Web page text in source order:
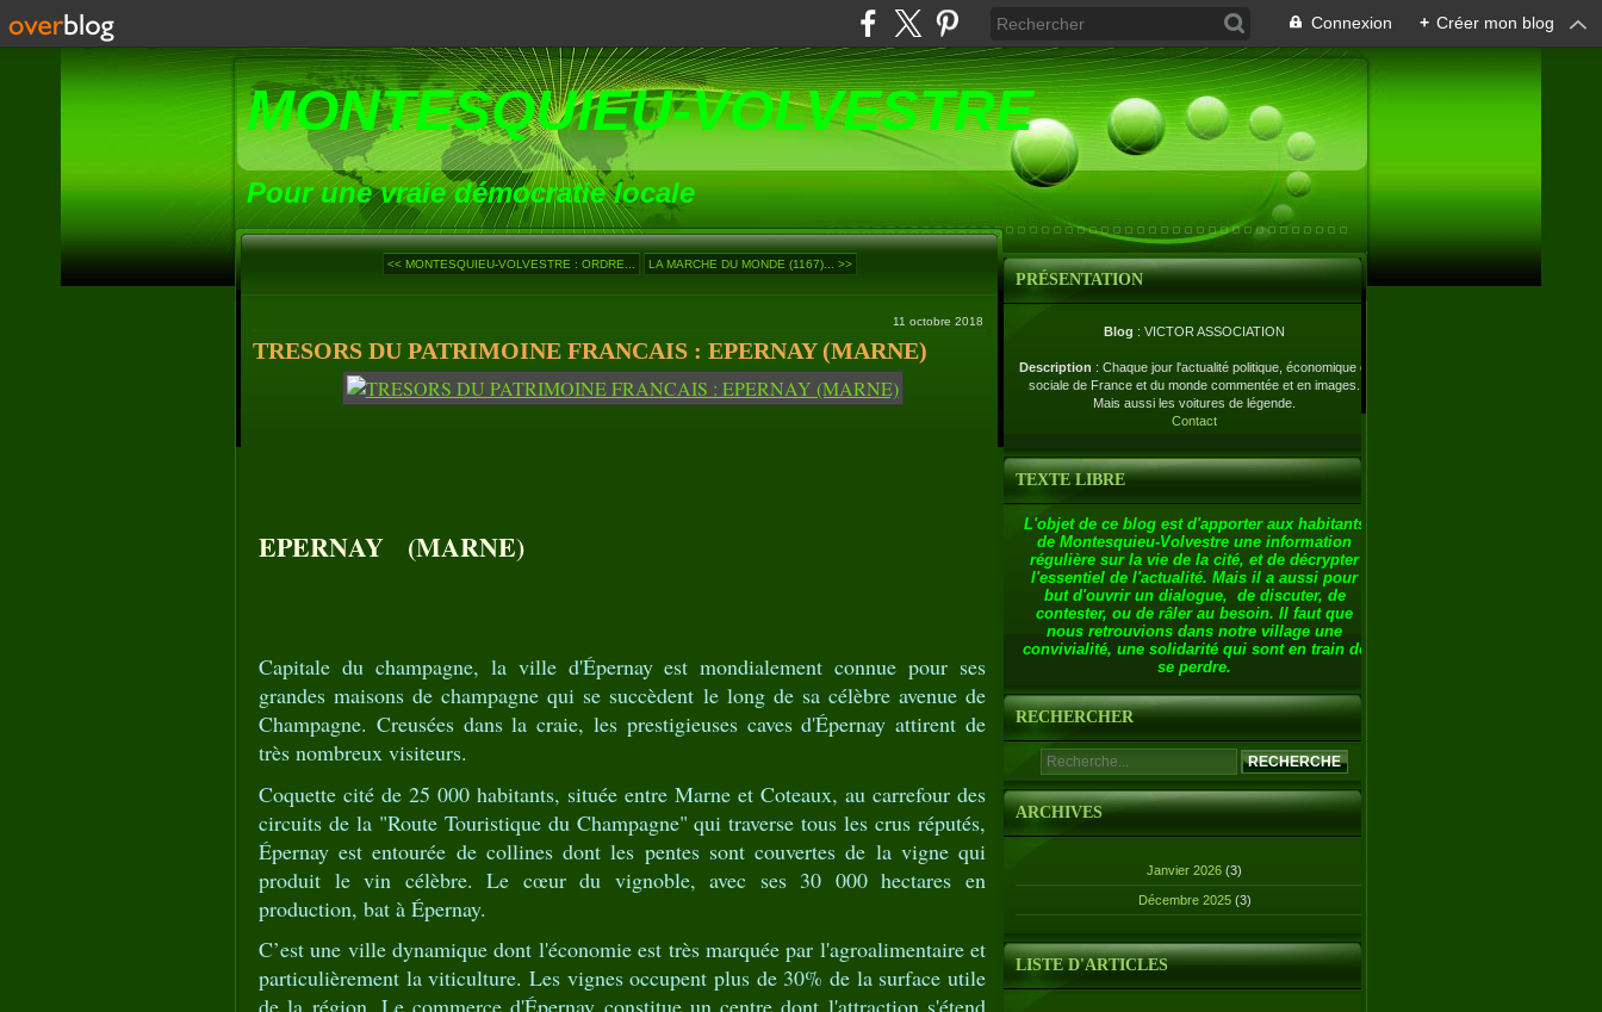
Connexion + Créer mon blog
MONTESQUIEU-VOLVESTRE
Pour une vraie démocratie locale
<< MONTESQUIEU-VOLVESTRE : ORDRE... LA MARCHE DU MONDE (1167)... >>
11 octobre 2018
TRESORS DU PATRIMOINE FRANCAIS : EPERNAY (MARNE)
EPERNAY (MARNE)
Capitale du champagne, la ville d'Épernay est mondialement connue pour ses
grandes maisons de champagne qui se succèdent le long de sa célèbre avenue de
Champagne. Creusées dans la craie, les prestigieuses caves d'Épernay attirent de
très nombreux visiteurs.
Coquette cité de 25 000 habitants, située entre Marne et Coteaux, au carrefour des
circuits de la "Route Touristique du Champagne" qui traverse tous les crus réputés,
Épernay est entourée de collines dont les pentes sont couvertes de la vigne qui
produit le vin célèbre. Le cœur du vignoble, avec ses 30 000 hectares en
production, bat à Épernay.
C’est une ville dynamique dont l'économie est très marquée par l'agroalimentaire et
particulièrement la viticulture. Les vignes occupent plus de 30% de la surface utile
PRÉSENTATION
Blog : VICTOR ASSOCIATION
Description : Chaque jour l'actualité politique, économique et
sociale de France et du monde commentée et en images.
Mais aussi les voitures de légende.
Contact
TEXTE LIBRE
L'objet de ce blog est d'apporter aux habitants
de Montesquieu-Volvestre une information
régulière sur la vie de la cité, et de décrypter
l'essentiel de l'actualité. Mais il a aussi pour
but d'ouvrir un dialogue, de discuter, de
contester, ou de râler au besoin. Il faut que
nous retrouvions dans notre village une
convivialité, une solidarité qui sont en train de
se perdre.
RECHERCHER
ARCHIVES
Janvier 2026 (3)
Décembre 2025 (3)
LISTE D'ARTICLES